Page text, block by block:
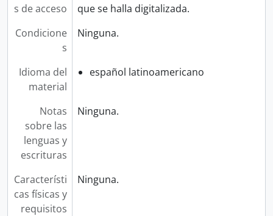
s de acceso
que se halla digitalizada.
Condicione
s
Ninguna.
Idioma del
material
español latinoamericano
Notas
sobre las
lenguas y
escrituras
Ninguna.
Característi
cas físicas y
requisitos
Ninguna.